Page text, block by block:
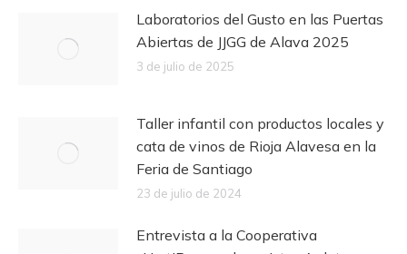
Laboratorios del Gusto en las Puertas
Abiertas de JJGG de Alava 2025
3 de julio de 2025
Taller infantil con productos locales y
cata de vinos de Rioja Alavesa en la
Feria de Santiago
23 de julio de 2024
Entrevista a la Cooperativa